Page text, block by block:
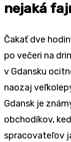
nejaká
Čakať dve
po večeri na
v Gdansku
naozaj
Gdansk je
obchodíkov,
spracovateľov